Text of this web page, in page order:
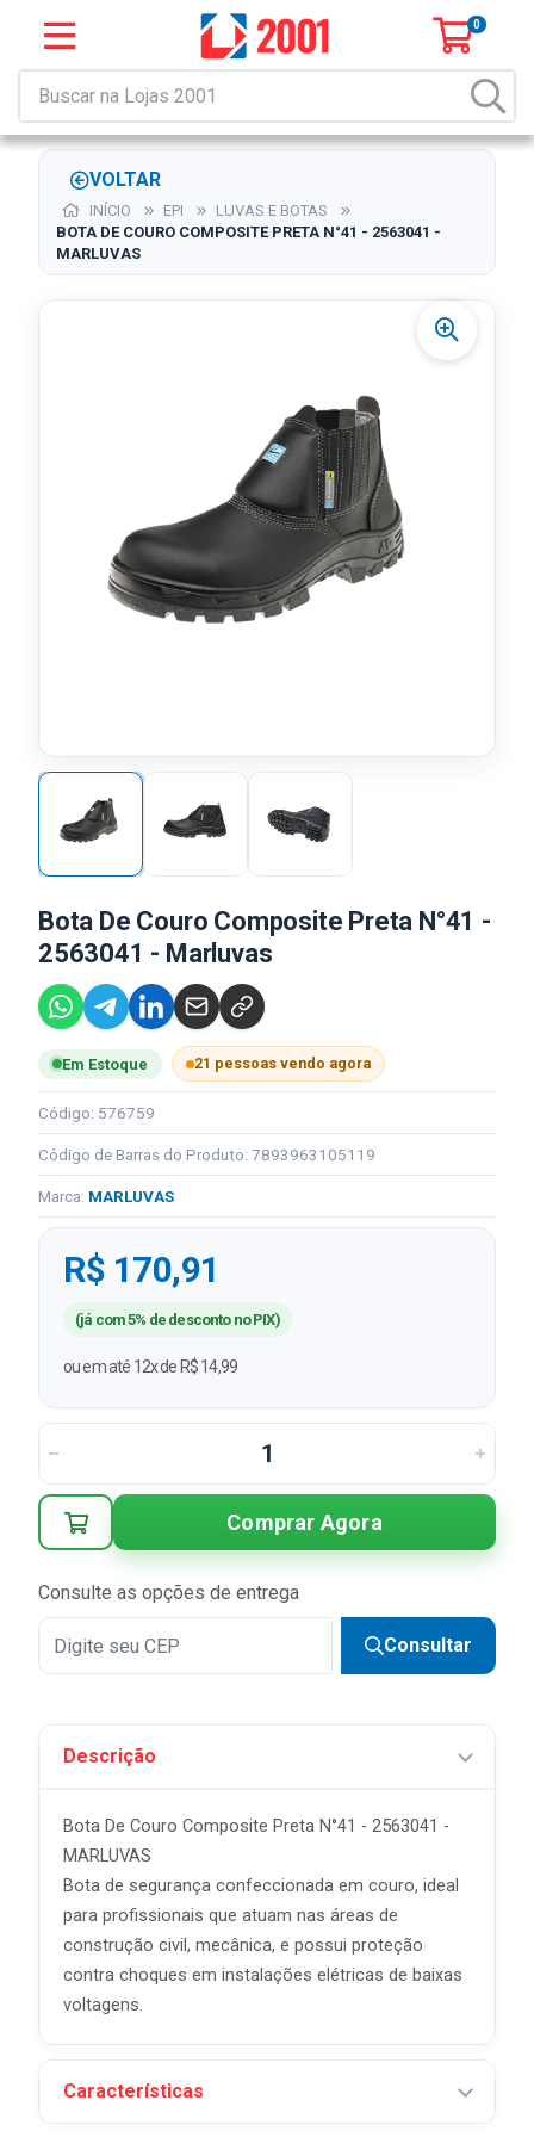
0
VOLTAR
INÍCIO EPI
LUVAS E BOTAS
BOTA DE COURO COMPOSITE PRETA N°41 - 2563041 -
MARLUVAS
Bota De Couro Composite Preta N°41 -
2563041 - Marluvas
Em Estoque 21 pessoas vendo agora
Código: 576759
Código de Barras do Produto: 7893963105119
Marca: MARLUVAS
R$ 170,91
(já com 5% de desconto no PIX)
ou em até 12x de R$ 14,99
Comprar Agora
Consulte as opções de entrega
Consultar
Descrição
Bota De Couro Composite Preta N°41 - 2563041 -
MARLUVAS
Bota de segurança confeccionada em couro, ideal
para profissionais que atuam nas áreas de
construção civil, mecânica, e possui proteção
contra choques em instalações elétricas de baixas
voltagens.
Características